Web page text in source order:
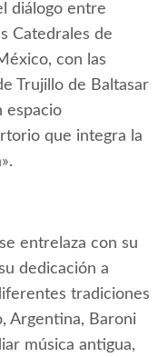
diálogo entre
Catedrales de
con las
Trujillo de Baltasar
espacio
que integra la
entrelaza con su
dedicación a
tradiciones
Argentina, Baroni
música antigua,